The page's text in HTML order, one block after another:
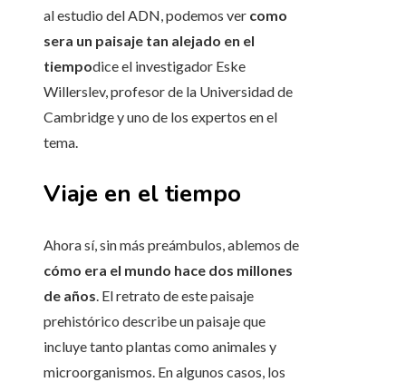
al estudio del ADN, podemos ver como
sera un paisaje tan alejado en el
tiempodice el investigador Eske
Willerslev, profesor de la Universidad de
Cambridge y uno de los expertos en el
tema.
Viaje en el tiempo
Ahora sí, sin más preámbulos, ablemos de
cómo era el mundo hace dos millones
de años. El retrato de este paisaje
prehistórico describe un paisaje que
incluye tanto plantas como animales y
microorganismos. En algunos casos, los